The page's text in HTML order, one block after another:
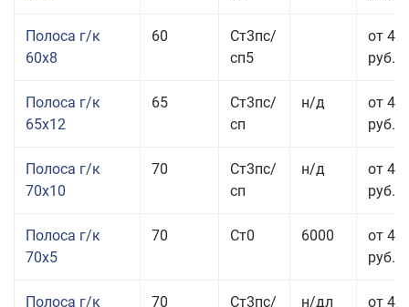
Полоса г/к
60x8
60
Ст3пс/
сп5
от 42
руб.
Полоса г/к
65x12
65
Ст3пс/
сп
н/д
от 42
руб.
Полоса г/к
70x10
70
Ст3пс/
сп
н/д
от 42
руб.
Полоса г/к
70x5
70 Ст0 6000
от 44
руб.
Полоса г/к
70
Ст3пс/
н/дл
от 44